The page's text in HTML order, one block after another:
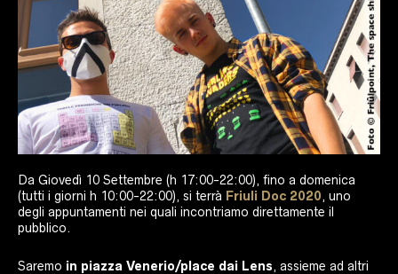
Da Giovedì 10 Settembre (h 17:00-22:00), fino a domenica
(tutti i giorni h 10:00-22:00), si terrà Friuli Doc 2020, uno
degli appuntamenti nei quali incontriamo direttamente il
pubblico.
Saremo in piazza Venerio/place dai Lens, assieme ad altri